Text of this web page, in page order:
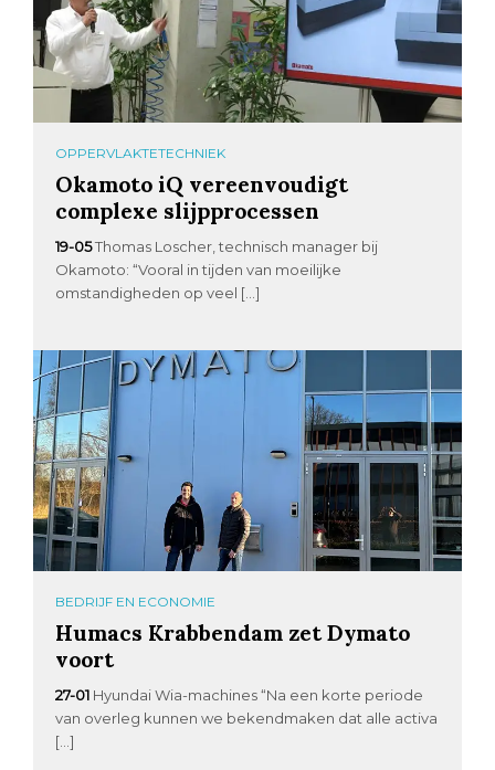
OPPERVLAKTETECHNIEK
Okamoto iQ vereenvoudigt
complexe slijpprocessen
19-05Thomas Loscher, technisch manager bij
Okamoto: “Vooral in tijden van moeilijke
omstandigheden op veel […]
BEDRIJF EN ECONOMIE
Humacs Krabbendam zet Dymato
voort
27-01 Hyundai Wia-machines “Na een korte periode
van overleg kunnen we bekendmaken dat alle activa
[…]